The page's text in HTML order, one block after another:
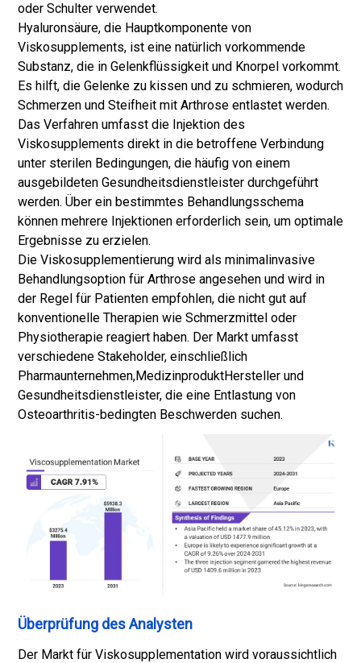
oder Schulter verwendet.
Hyaluronsäure, die Hauptkomponente von
Viskosupplements, ist eine natürlich vorkommende
Substanz, die in Gelenkflüssigkeit und Knorpel vorkommt.
Es hilft, die Gelenke zu kissen und zu schmieren, wodurch
Schmerzen und Steifheit mit Arthrose entlastet werden.
Das Verfahren umfasst die Injektion des
Viskosupplements direkt in die betroffene Verbindung
unter sterilen Bedingungen, die häufig von einem
ausgebildeten Gesundheitsdienstleister durchgeführt
werden. Über ein bestimmtes Behandlungsschema
können mehrere Injektionen erforderlich sein, um optimale
Ergebnisse zu erzielen.
Die Viskosupplementierung wird als minimalinvasive
Behandlungsoption für Arthrose angesehen und wird in
der Regel für Patienten empfohlen, die nicht gut auf
konventionelle Therapien wie Schmerzmittel oder
Physiotherapie reagiert haben. Der Markt umfasst
verschiedene Stakeholder, einschließlich
Pharmaunternehmen,MedizinproduktHersteller und
Gesundheitsdienstleister, die eine Entlastung von
Osteoarthritis-bedingten Beschwerden suchen.
Überprüfung des Analysten
Der Markt für Viskosupplementation wird voraussichtlich